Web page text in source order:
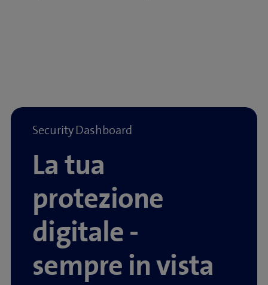
Security Dashboard
La tua
protezione
digitale -
sempre in vista